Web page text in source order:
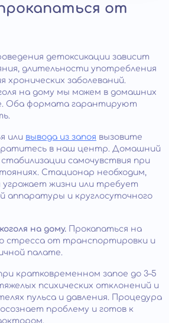
от
детоксикации зависит
длительности употребления
хронических заболеваний.
на дому мы можем в домашних
Оба формата гарантируют
или вывода из запоя вызовите
в наш центр. Домашний
самочувствия при
Стационар необходим,
угрожает жизни или требует
аппаратуры и круглосуточного
на дому. Прокапаться на
стресса от транспортировки и
палате.
кратковременном запое до 3–5
психических отклонений и
пульса и давления. Процедура
проблему и готов к